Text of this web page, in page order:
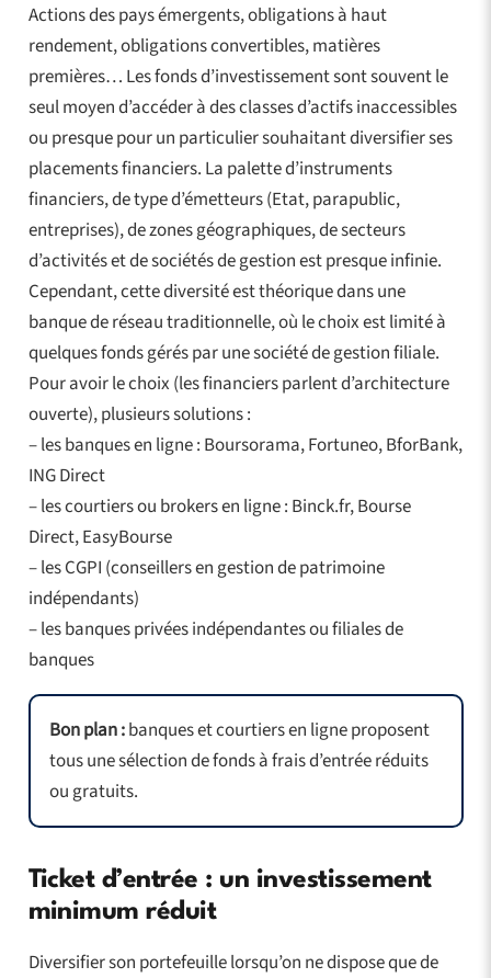
Actions des pays émergents, obligations à haut
rendement, obligations convertibles, matières
premières… Les fonds d’investissement sont souvent le
seul moyen d’accéder à des classes d’actifs inaccessibles
ou presque pour un particulier souhaitant diversifier ses
placements financiers. La palette d’instruments
financiers, de type d’émetteurs (Etat, parapublic,
entreprises), de zones géographiques, de secteurs
d’activités et de sociétés de gestion est presque infinie.
Cependant, cette diversité est théorique dans une
banque de réseau traditionnelle, où le choix est limité à
quelques fonds gérés par une société de gestion filiale.
Pour avoir le choix (les financiers parlent d’architecture
ouverte), plusieurs solutions :
– les banques en ligne : Boursorama, Fortuneo, BforBank,
ING Direct
– les courtiers ou brokers en ligne : Binck.fr, Bourse
Direct, EasyBourse
– les CGPI (conseillers en gestion de patrimoine
indépendants)
– les banques privées indépendantes ou filiales de
banques
Bon plan :banques et courtiers en ligne proposent
tous une sélection de fonds à frais d’entrée réduits
ou gratuits.
Ticket d’entrée : un investissement
minimum réduit
Diversifier son portefeuille lorsqu’on ne dispose que de